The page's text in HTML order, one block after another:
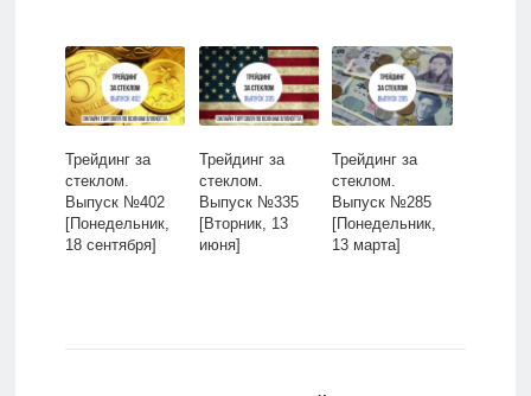
Трейдинг за
стеклом.
Выпуск №402
[Понедельник,
18 сентября]
Трейдинг за
стеклом.
Выпуск №335
[Вторник, 13
июня]
Трейдинг за
стеклом.
Выпуск №285
[Понедельник,
13 марта]